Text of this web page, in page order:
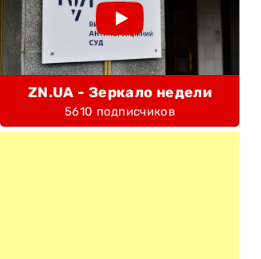
ZN.UA - Зеркало недели
5610 подписчиков